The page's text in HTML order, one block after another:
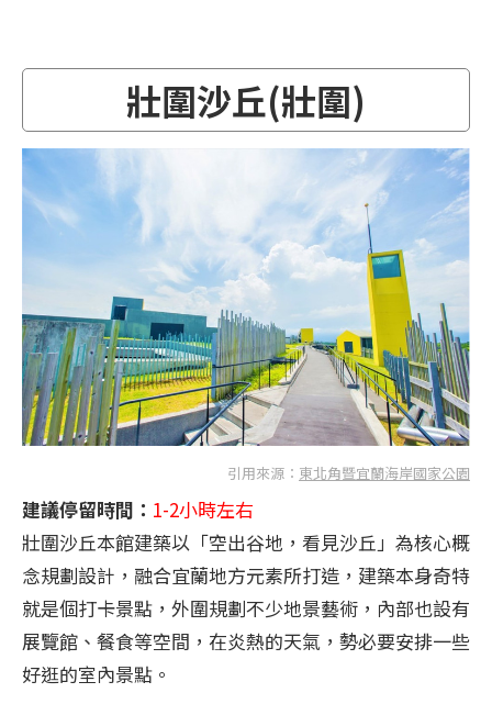
壯圍沙丘(壯圍)
引用來源： 東北角暨宜蘭海岸國家公園
建議停留時間： 1-2小時左右
壯圍沙丘本館建築以「空出谷地，看見沙丘」為核心概
念規劃設計，融合宜蘭地方元素所打造，建築本身奇特
就是個打卡景點，外圍規劃不少地景藝術，內部也設有
展覽館、餐食等空間，在炎熱的天氣，勢必要安排一些
好逛的室內景點。